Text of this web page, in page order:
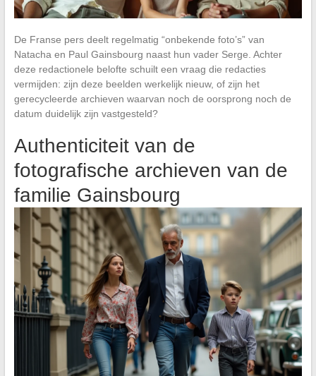
De Franse pers deelt regelmatig “onbekende foto’s” van
Natacha en Paul Gainsbourg naast hun vader Serge. Achter
deze redactionele belofte schuilt een vraag die redacties
vermijden: zijn deze beelden werkelijk nieuw, of zijn het
gerecycleerde archieven waarvan noch de oorsprong noch de
datum duidelijk zijn vastgesteld?
Authenticiteit van de
fotografische archieven van de
familie Gainsbourg